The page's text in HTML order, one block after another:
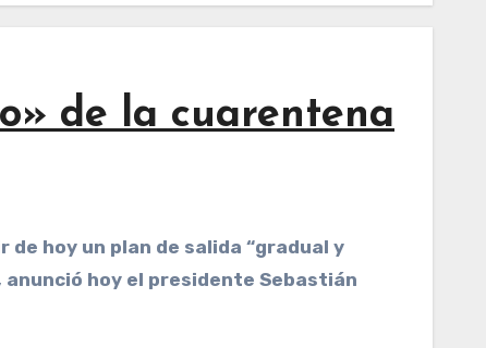
de la cuarentena
hoy el presidente Sebastián